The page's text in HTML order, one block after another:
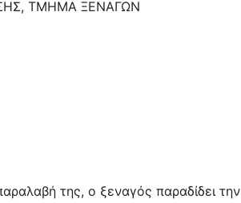
ΤΜΗΜΑ ΞΕΝΑΓΩΝ
της, ο ξεναγός παραδίδει την